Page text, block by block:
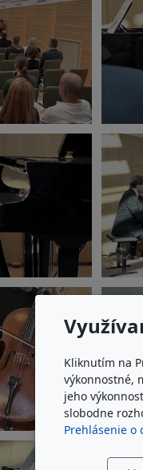
Kliknutím na
výkonnostné,
jeho
slobodne
Prehlásenie o